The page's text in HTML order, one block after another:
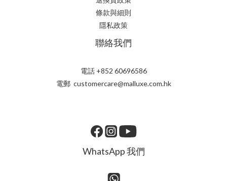
條款與細則
隱私政策
聯絡我們
電話 +852 60696586
電郵 customercare@malluxe.com.hk
WhatsApp 我們